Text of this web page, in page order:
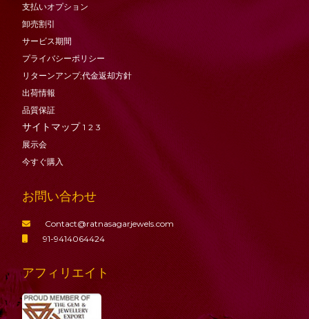
支払いオプション
卸売割引
サービス期間
プライバシーポリシー
リターンアンプ;代金返却方針
出荷情報
品質保証
サイトマップ 1 2 3
展示会
今すぐ購入
お問い合わせ
Contact@ratnasagarjewels.com
91-9414064424
アフィリエイト